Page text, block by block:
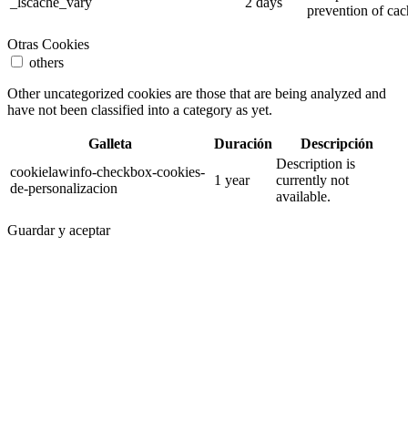
prevention of
Otras Cookies
others
Other uncategorized cookies are those that are being analyzed and
have not been classified into a category as yet.
Galleta Duración
Descripción
cookielawinfo-checkbox-cookies-
de-personalizacion
1 year
Description is
currently not
available.
Guardar y aceptar